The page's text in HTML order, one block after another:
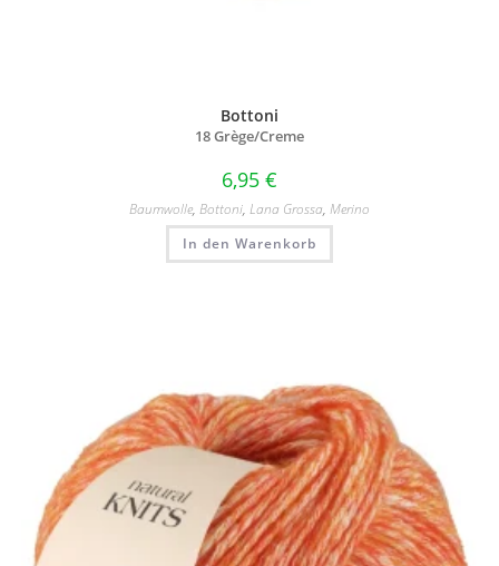
Bottoni
18 Grège/Creme
6,95 €
Baumwolle, Bottoni, Lana Grossa, Merino
In den Warenkorb